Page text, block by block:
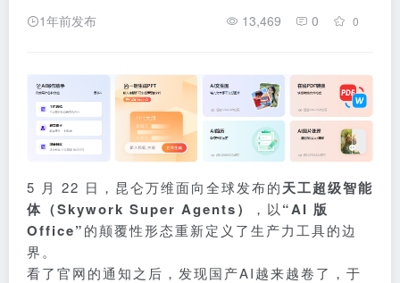
1年前发布 13,469 0 0
5 月 22 日，昆仑万维面向全球发布的天工超级智能
体（Skywork Super Agents）
，以 “AI 版
Office”的颠覆性形态重新定义了生产力工具的边
界。
看了官网的通知之后，发现国产AI越来越卷了，于